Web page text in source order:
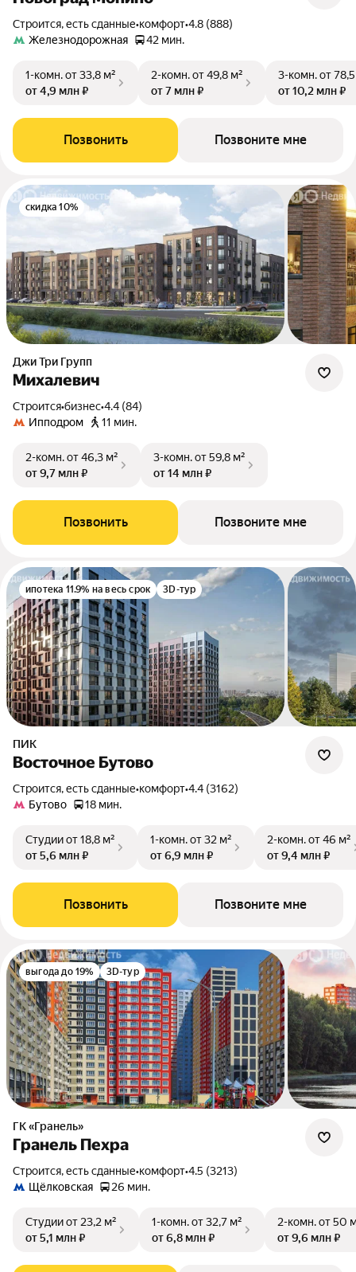
Строится, есть сданные•комфорт•4.8 (888)
Железнодорожная
42 мин.
1-комн.от 33,8 м²
от 4,9 млн ₽
2-комн.от 49,8 м²
от 7 млн ₽
3-комн.от
от 10,2 млн ₽
Позвонить Позвоните мне
скидка 10%
Джи Три Групп
Михалевич
Строится•бизнес•4.4 (84)
Ипподром
11 мин.
2-комн.от 46,3 м²
от 9,7 млн ₽
3-комн.от 59,8 м²
от 14 млн ₽
Позвонить Позвоните мне
ипотека 11.9% на весь срок 3D-тур
ПИК
Восточное Бутово
Строится, есть сданные•комфорт•4.4 (3162)
Бутово
18 мин.
Студииот 18,8 м²
от 5,6 млн ₽
1-комн.от 32 м²
от 6,9 млн ₽
2-комн.от 46 м²
от 9,4 млн ₽
Позвонить Позвоните мне
выгода до 19% 3D-тур
ГК «Гранель»
Гранель Пехра
Строится, есть сданные•комфорт•4.5 (3213)
Щёлковская
26 мин.
Студииот 23,2 м²
от 5,1 млн ₽
1-комн.от 32,7 м²
от 6,8 млн ₽
2-комн.от 50
от 9,6 млн ₽